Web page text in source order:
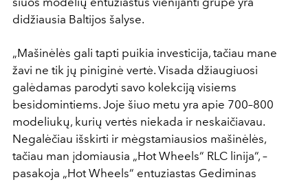
didžiausia Baltijos šalyse.
„Mašinėlės gali tapti puikia investicija, tačiau mane
žavi ne tik jų piniginė vertė. Visada džiaugiuosi
galėdamas parodyti savo kolekciją visiems
besidomintiems. Joje šiuo metu yra apie 700–800
modeliukų, kurių vertės niekada ir neskaičiavau.
Negalėčiau išskirti ir mėgstamiausios mašinėlės,
tačiau man įdomiausia „Hot Wheels“ RLC linija“, –
pasakoja „Hot Wheels“ entuziastas Gediminas